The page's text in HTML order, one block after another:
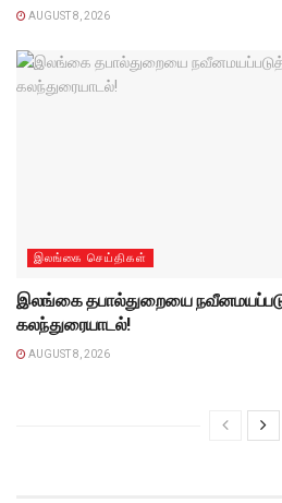
AUGUST 8, 2026
இலங்கை செய்திகள்
இலங்கை தபால்துறையை
கலந்துரையாடல்!
AUGUST 8, 2026